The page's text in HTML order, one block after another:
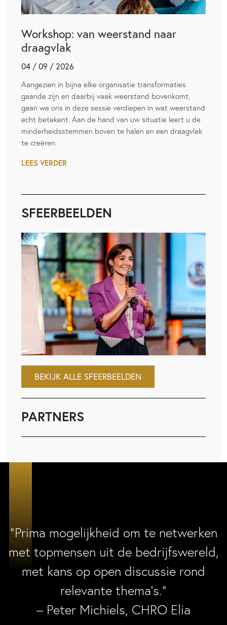
Workshop: van weerstand naar
draagvlak
04 / 09 / 2026
Aangezien in bijna elke organisatie transformaties
gaande zijn en daarbij vaak weerstand bovenkomt,
gaan we ons in deze sessie verdiepen in wat weerstand
echt betekent. Aan de hand van uw situatie leert u de
minderheidsstemmen boven te halen en een draagvlak
te creëren.
LEES VERDER
SFEERBEELDEN
BEKIJK ALLE SFEERBEELDEN
PARTNERS
“Prima mogelijkheid om te netwerken
met topmensen uit de bedrijfswereld,
met kans op open discussie rond
relevante thema’s.”
– Peter Michiels, CHRO Elia